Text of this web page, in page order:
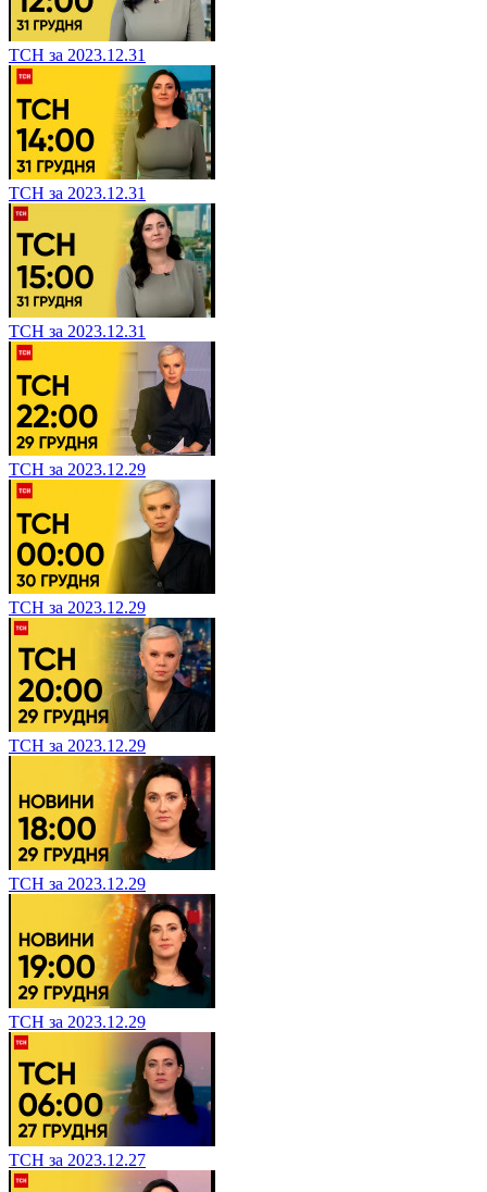
ТСН за 2023.12.31
ТСН за 2023.12.31
ТСН за 2023.12.31
ТСН за 2023.12.29
ТСН за 2023.12.29
ТСН за 2023.12.29
ТСН за 2023.12.29
ТСН за 2023.12.29
ТСН за 2023.12.27